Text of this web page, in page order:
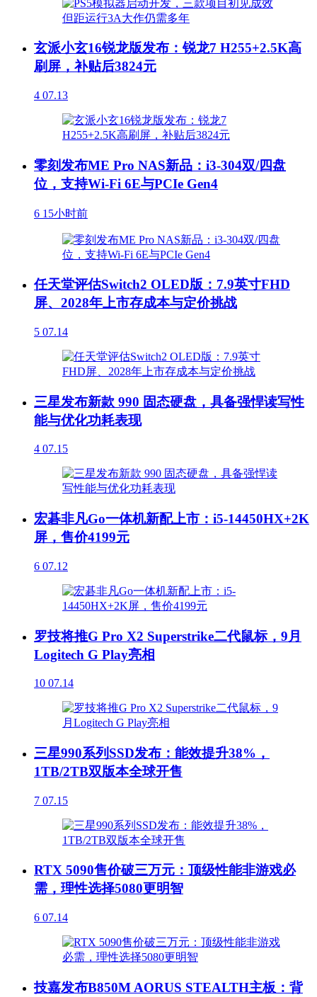
玄派小玄16锐龙版发布：锐龙7 H255+2.5K高
刷屏，补贴后3824元
4 07.13
零刻发布ME Pro NAS新品：i3-304双/四盘
位，支持Wi-Fi 6E与PCIe Gen4
6 15小时前
任天堂评估Switch2 OLED版：7.9英寸FHD
屏、2028年上市存成本与定价挑战
5 07.14
三星发布新款 990 固态硬盘，具备强悍读写性
能与优化功耗表现
4 07.15
宏碁非凡Go一体机新配上市：i5-14450HX+2K
屏，售价4199元
6 07.12
罗技将推G Pro X2 Superstrike二代鼠标，9月
Logitech G Play亮相
10 07.14
三星990系列SSD发布：能效提升38%，
1TB/2TB双版本全球开售
7 07.15
RTX 5090售价破三万元：顶级性能非游戏必
需，理性选择5080更明智
6 07.14
技嘉发布B850M AORUS STEALTH主板：背